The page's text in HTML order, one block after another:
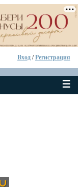
Вход /Регистрация